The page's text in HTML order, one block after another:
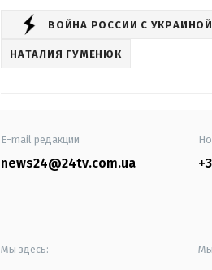
ВОЙНА РОССИИ С УКРАИНОЙ
НАТАЛИЯ ГУМЕНЮК
E-mail редакции
news24@24tv.com.ua
Мы здесь: Мы